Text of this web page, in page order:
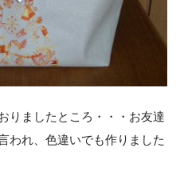
りましたところ・・・お友達
われ、色違いでも作りました